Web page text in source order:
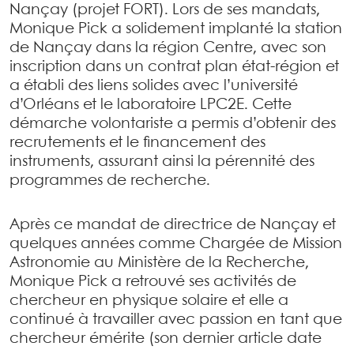
Nançay (projet FORT). Lors de ses mandats,
Monique Pick a solidement implanté la station
de Nançay dans la région Centre, avec son
inscription dans un contrat plan état-région et
a établi des liens solides avec l’université
d’Orléans et le laboratoire LPC2E. Cette
démarche volontariste a permis d’obtenir des
recrutements et le financement des
instruments, assurant ainsi la pérennité des
programmes de recherche.
Après ce mandat de directrice de Nançay et
quelques années comme Chargée de Mission
Astronomie au Ministère de la Recherche,
Monique Pick a retrouvé ses activités de
chercheur en physique solaire et elle a
continué à travailler avec passion en tant que
chercheur émérite (son dernier article date